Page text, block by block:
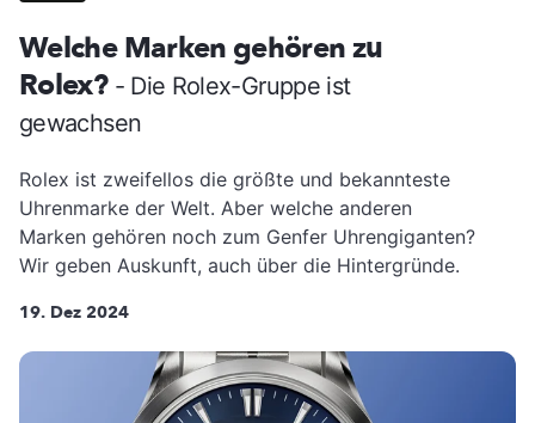
Welche Marken gehören zu
Rolex? - Die Rolex-Gruppe ist
gewachsen
Rolex ist zweifellos die größte und bekannteste
Uhrenmarke der Welt. Aber welche anderen
Marken gehören noch zum Genfer Uhrengiganten?
Wir geben Auskunft, auch über die Hintergründe.
19. Dez 2024